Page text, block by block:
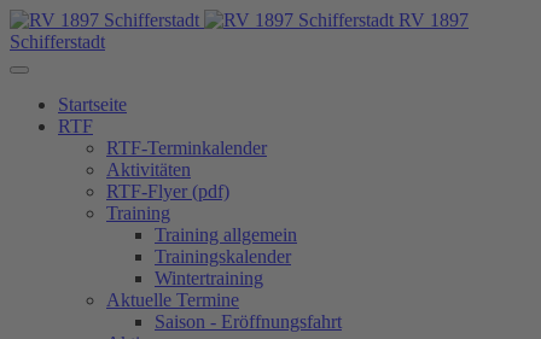
RV 1897
Schifferstadt
Startseite
RTF
RTF-Terminkalender
Aktivitäten
RTF-Flyer (pdf)
Training
Training allgemein
Trainingskalender
Wintertraining
Aktuelle Termine
Saison - Eröffnungsfahrt